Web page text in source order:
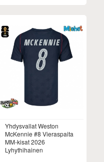
Yhdysvallat Weston
McKennie #8 Vieraspaita
MM-kisat 2026
Lyhythihainen